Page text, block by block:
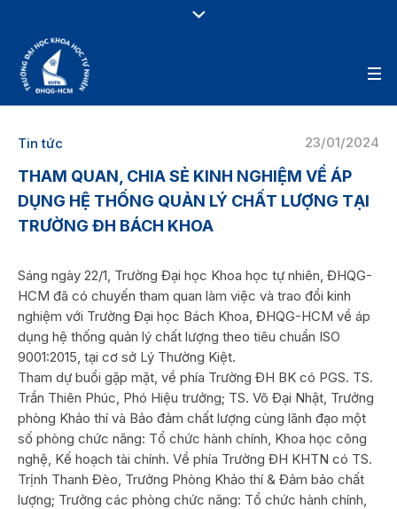
23/01/2024
Tin tức
THAM QUAN, CHIA SẺ KINH NGHIỆM VỀ ÁP
DỤNG HỆ THỐNG QUẢN LÝ CHẤT LƯỢNG TẠI
TRƯỜNG ĐH BÁCH KHOA
Sáng ngày 22/1, Trường Đại học Khoa học tự nhiên, ĐHQG-
HCM đã có chuyến tham quan làm việc và trao đổi kinh
nghiệm với Trường Đại học Bách Khoa, ĐHQG-HCM về áp
dụng hệ thống quản lý chất lượng theo tiêu chuẩn ISO
9001:2015, tại cơ sở Lý Thường Kiệt.
Tham dự buổi gặp mặt, về phía Trường ĐH BK có PGS. TS.
Trần Thiên Phúc, Phó Hiệu trưởng; TS. Võ Đại Nhật, Trưởng
phòng Khảo thí và Bảo đảm chất lượng cùng lãnh đạo một
số phòng chức năng: Tổ chức hành chính, Khoa học công
nghệ, Kế hoạch tài chính. Về phía Trường ĐH KHTN có TS.
Trịnh Thanh Đèo, Trưởng Phòng Khảo thí & Đảm bảo chất
lượng; Trưởng các phòng chức năng: Tổ chức hành chính,